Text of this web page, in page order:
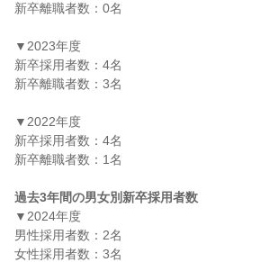
新卒離職者数：0名
▼2023年度
新卒採用者数：4名
新卒離職者数：3名
▼2022年度
新卒採用者数：4名
新卒離職者数：1名
過去3年間の男女別新卒採用者数
▼2024年度
男性採用者数：2名
女性採用者数：3名